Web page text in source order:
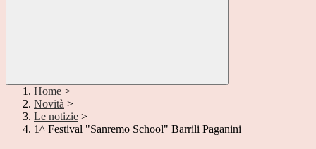
Home >
Novità >
Le notizie >
1^ Festival "Sanremo School" Barrili Paganini